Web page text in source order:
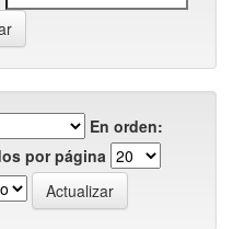
En orden:
por página